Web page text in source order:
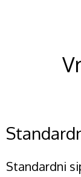
Standardni